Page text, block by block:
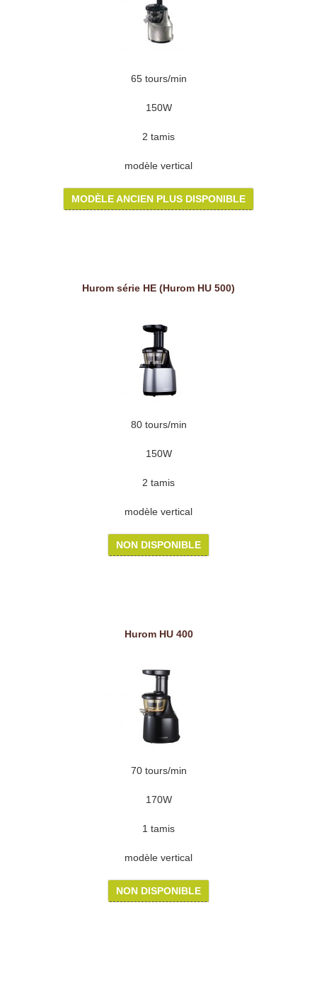
65 tours/min
150W
2 tamis
modèle vertical
MODÈLE ANCIEN PLUS DISPONIBLE
Hurom série HE (Hurom HU 500)
80 tours/min
150W
2 tamis
modèle vertical
NON DISPONIBLE
Hurom HU 400
70 tours/min
170W
1 tamis
modèle vertical
NON DISPONIBLE